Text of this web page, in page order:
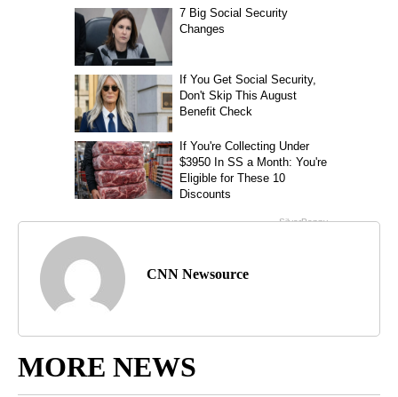
CNN Newsource
MORE NEWS